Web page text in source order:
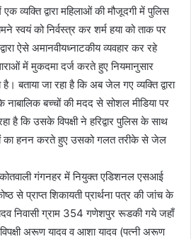
व्यक्ति द्वारा महिलाओं की मौजूदगी में पुलिस
स्वयं को निर्वस्त्र कर शर्म हया को ताक पर
ऐसे अमानवीयध्नाटकीय व्यवहार कर रहे
में मुकदमा दर्ज करते हुए नियमानुसार
बताया जा रहा है कि अब जेल गए व्यक्ति द्वारा
नाबालिक बच्चों की मदद से सोशल मीडिया पर
है कि उसके विपक्षी ने हरिद्वार पुलिस के साथ
का हनन करते हुए उसको गलत तरीके से जेल
कोतवाली गंगनहर में नियुक्त एडिशनल एसआई
से प्राप्त शिकायती प्रार्थना पत्र की जांच के
निवासी ग्राम 354 गणेशपुर रूडकी गये जहाँ
विपक्षी अरूण यादव व आशा यादव (पत्नी अरूण